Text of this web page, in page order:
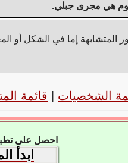
هي مجرى جبلي.
المتشابهة إما في الشكل أو
الشخصيات قائمة
احصل على
ابدأ